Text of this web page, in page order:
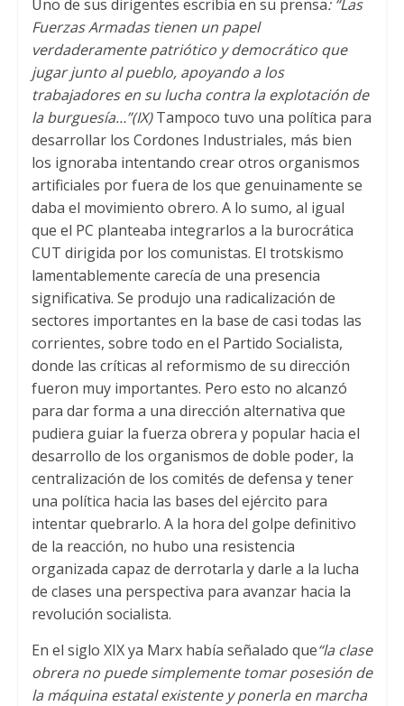
Uno de sus dirigentes escribía en su prensa: “Las
Fuerzas Armadas tienen un papel
verdaderamente patriótico y democrático que
jugar junto al pueblo, apoyando a los
trabajadores en su lucha contra la explotación de
la burguesía…”(IX) Tampoco tuvo una política para
desarrollar los Cordones Industriales, más bien
los ignoraba intentando crear otros organismos
artificiales por fuera de los que genuinamente se
daba el movimiento obrero. A lo sumo, al igual
que el PC planteaba integrarlos a la burocrática
CUT dirigida por los comunistas. El trotskismo
lamentablemente carecía de una presencia
significativa. Se produjo una radicalización de
sectores importantes en la base de casi todas las
corrientes, sobre todo en el Partido Socialista,
donde las críticas al reformismo de su dirección
fueron muy importantes. Pero esto no alcanzó
para dar forma a una dirección alternativa que
pudiera guiar la fuerza obrera y popular hacia el
desarrollo de los organismos de doble poder, la
centralización de los comités de defensa y tener
una política hacia las bases del ejército para
intentar quebrarlo. A la hora del golpe definitivo
de la reacción, no hubo una resistencia
organizada capaz de derrotarla y darle a la lucha
de clases una perspectiva para avanzar hacia la
revolución socialista.
En el siglo XIX ya Marx había señalado que“la clase
obrera no puede simplemente tomar posesión de
la máquina estatal existente y ponerla en marcha